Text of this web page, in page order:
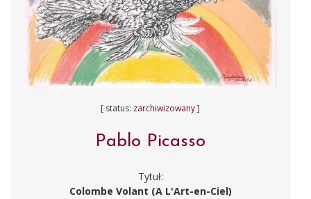
[ status: zarchiwizowany]
Pablo Picasso
Tytuł:
Colombe Volant (A L'Art-en-Ciel)